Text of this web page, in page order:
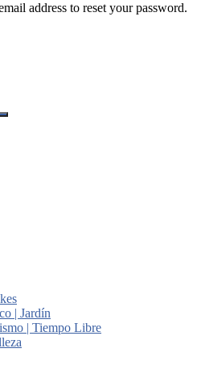
address to reset your password.
| Jardín
| Tiempo Libre